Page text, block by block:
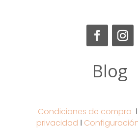
Blog
Condiciones de compra Ι
privacidad Ι